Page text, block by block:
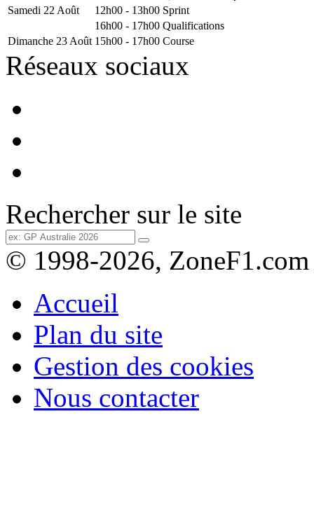
Samedi 22 Août
12h00 - 13h00 Sprint
16h00 - 17h00 Qualifications
Dimanche 23 Août 15h00 - 17h00 Course
Réseaux sociaux
Rechercher sur le site
© 1998-2026, ZoneF1.com
Accueil
Plan du site
Gestion des cookies
Nous contacter